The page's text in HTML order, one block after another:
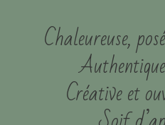
Chaleureuse,
Créative et